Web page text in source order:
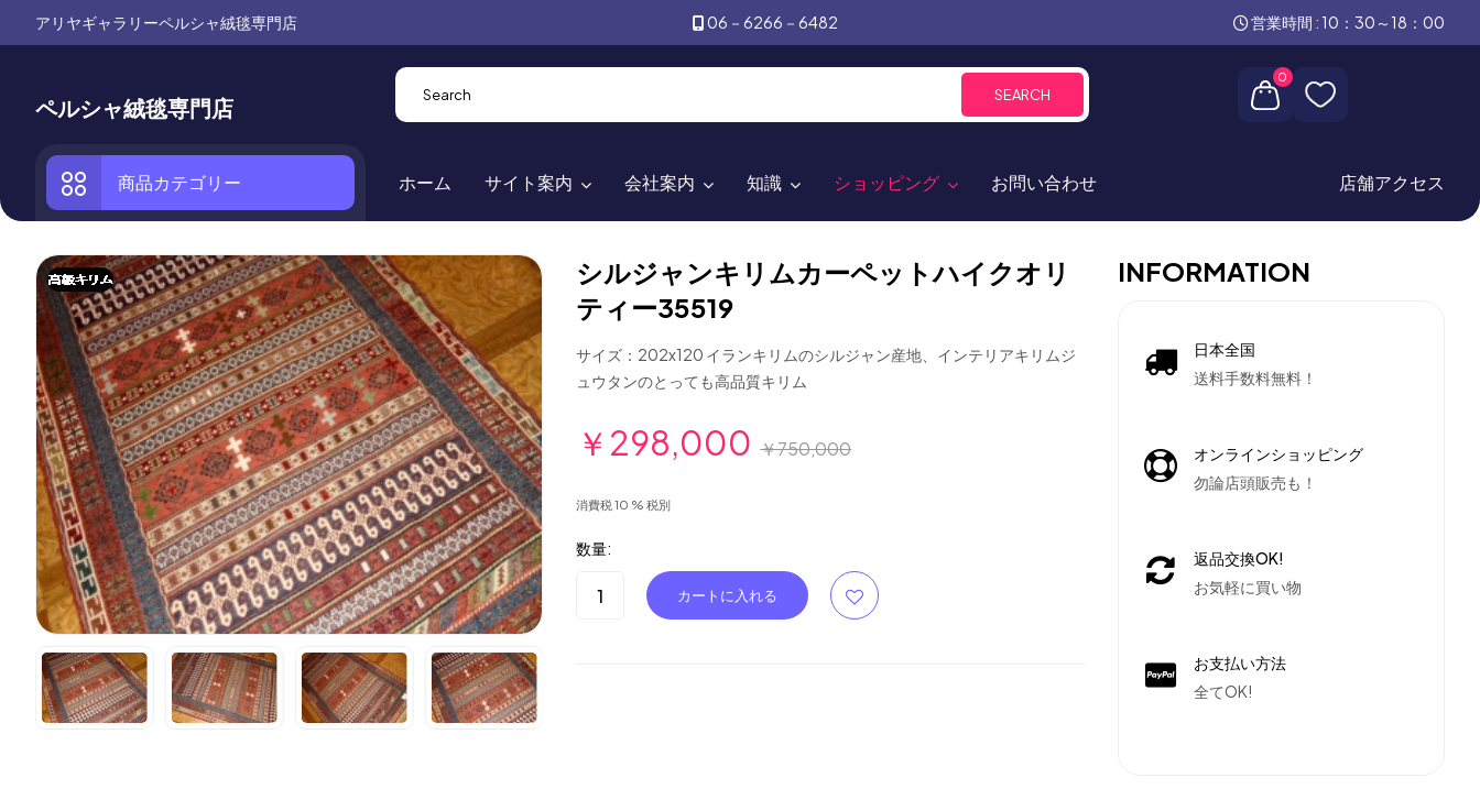
アリヤギャラリーペルシャ絨毯専門店 06－6266－6482 営業時間 : 10：30～18：00
ペルシャ絨毯専門店 SEARCH
0
商品カテゴリー ホーム サイト案内 会社案内 知識 ショッピング お問い合わせ 店舗アクセス
シルジャンキリムカーペットハイクオリ
ティー35519
サイズ：202x120 イランキリムのシルジャン産地、インテリアキリムジ
ュウタンのとっても高品質キリム
￥298,000 ￥750,000
消費税 10 % 税別
数量:
INFORMATION
日本全国
送料手数料無料！
オンラインショッピング
勿論店頭販売も！
返品交換OK!
お気軽に買い物
お支払い方法
全てOK!